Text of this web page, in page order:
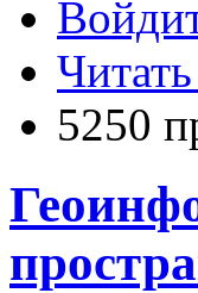
5250